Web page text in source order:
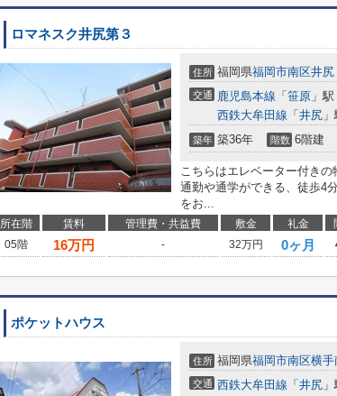
ロマネスク井尻第３
住所 福岡県福岡市南区井尻
交通 鹿児島本線 「 笹原 」
西鉄大牟田線 「 井尻
築年 築36年 階数 6階建
こちらはエレベーター付き
通勤や通学ができる、徒歩4
をお...
所在階 賃料 管理費・共益費 敷金 礼金
05階
16万円 - 32万円 0ヶ月
ポケットハウス
住所 福岡県福岡市南区横手
交通 西鉄大牟田線 「 井尻